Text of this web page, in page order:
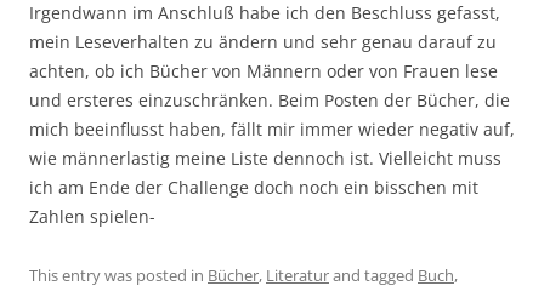
Irgendwann im Anschluß habe ich den Beschluss gefasst,
mein Leseverhalten zu ändern und sehr genau darauf zu
achten, ob ich Bücher von Männern oder von Frauen lese
und ersteres einzuschränken. Beim Posten der Bücher, die
mich beeinflusst haben, fällt mir immer wieder negativ auf,
wie männerlastig meine Liste dennoch ist. Vielleicht muss
ich am Ende der Challenge doch noch ein bisschen mit
Zahlen spielen-
This entry was posted in Bücher, Literaturand tagged Buch,